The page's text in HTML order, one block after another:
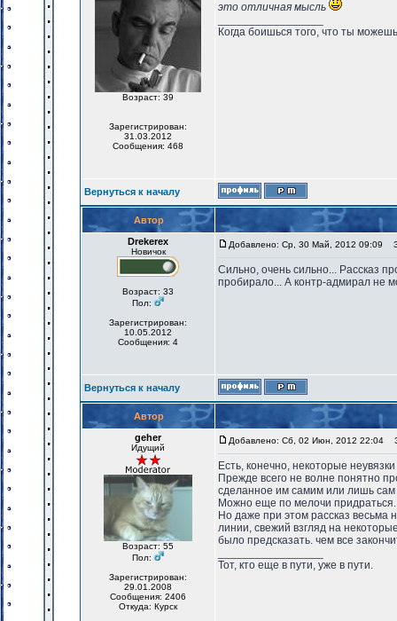
Возраст: 39
Зарегистрирован:
31.03.2012
Сообщения: 468
это отличная мысль
Когда боишься того, что ты
Вернуться к началу
Автор
Drekerex
Новичок
Возраст: 33
Пол:
Зарегистрирован:
10.05.2012
Сообщения: 4
Добавлено: Ср, 30 Май, 2012 09:09
Сильно, очень сильно... Рассказ
пробирало... А контр-адмирал не
Вернуться к началу
Автор
geher
Идущий
Возраст: 55
Пол:
Зарегистрирован:
29.01.2008
Сообщения: 2406
Откуда: Курск
Добавлено: Сб, 02 Июн, 2012 22:04
Есть, конечно, некоторые
Прежде всего не волне понятно
сделанное им самим или лишь сам
Можно еще по мелочи придраться.
Но даже при этом рассказ весьма
линии, свежий взгляд на
было предсказать. чем все
Тот, кто еще в пути, уже в пути.